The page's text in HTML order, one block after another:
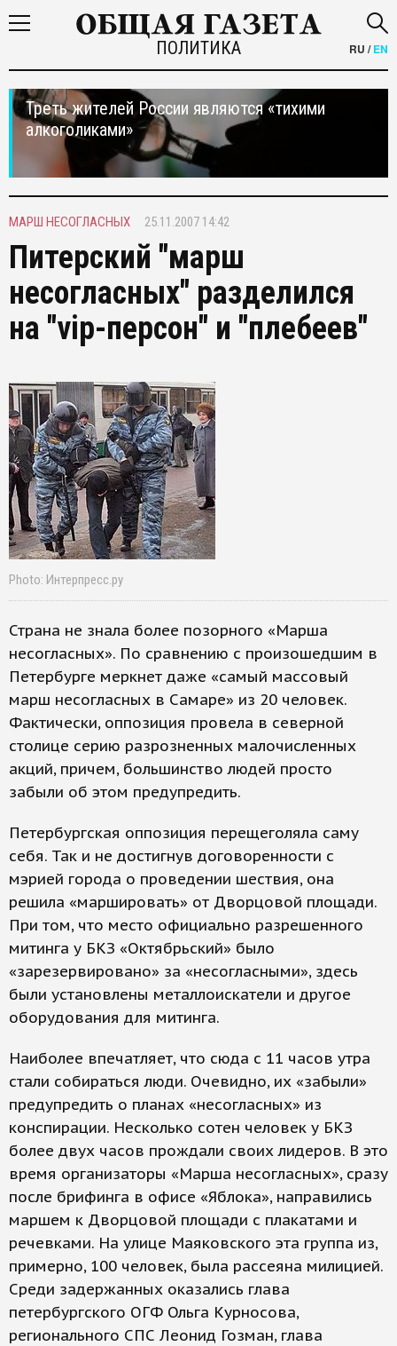
ПОЛИТИКА RU /EN
Треть жителей России являются «тихими
алкоголиками»
МАРШ НЕСОГЛАСНЫХ 25.11.2007 14:42
Питерский "марш
несогласных" разделился
на "vip-персон" и "плебеев"
Photo: Интерпресс.ру
Страна не знала более позорного «Марша
несогласных». По сравнению с произошедшим в
Петербурге меркнет даже «самый массовый
марш несогласных в Самаре» из 20 человек.
Фактически, оппозиция провела в северной
столице серию разрозненных малочисленных
акций, причем, большинство людей просто
забыли об этом предупредить.
Петербургская оппозиция перещеголяла саму
себя. Так и не достигнув договоренности с
мэрией города о проведении шествия, она
решила «маршировать» от Дворцовой площади.
При том, что место официально разрешенного
митинга у БКЗ «Октябрьский» было
«зарезервировано» за «несогласными», здесь
были установлены металлоискатели и другое
оборудования для митинга.
Наиболее впечатляет, что сюда с 11 часов утра
стали собираться люди. Очевидно, их «забыли»
предупредить о планах «несогласных» из
конспирации. Несколько сотен человек у БКЗ
более двух часов прождали своих лидеров. В это
время организаторы «Марша несогласных», сразу
после брифинга в офисе «Яблока», направились
маршем к Дворцовой площади с плакатами и
речевками. На улице Маяковского эта группа из,
примерно, 100 человек, была рассеяна милицией.
Среди задержанных оказались глава
петербургского ОГФ Ольга Курносова,
регионального СПС Леонид Гозман, глава